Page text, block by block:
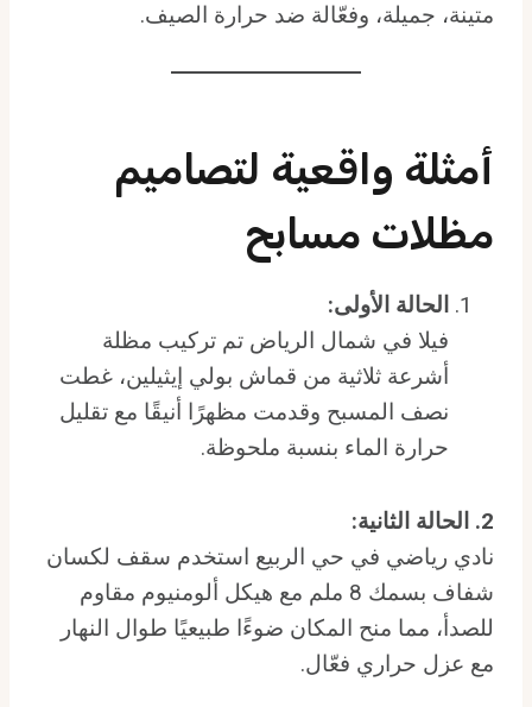
متينة، جميلة، وفعّالة ضد حرارة الصيف.
أمثلة واقعية لتصاميم
مظلات مسابح
الحالة الأولى:
فيلا في شمال الرياض تم تركيب مظلة
أشرعة ثلاثية من قماش بولي إيثيلين، غطت
نصف المسبح وقدمت مظهرًا أنيقًا مع تقليل
حرارة الماء بنسبة ملحوظة.
2. الحالة الثانية:
نادي رياضي في حي الربيع استخدم سقف لكسان
شفاف بسمك 8 ملم مع هيكل ألومنيوم مقاوم
للصدأ، مما منح المكان ضوءًا طبيعيًا طوال النهار
مع عزل حراري فعّال.